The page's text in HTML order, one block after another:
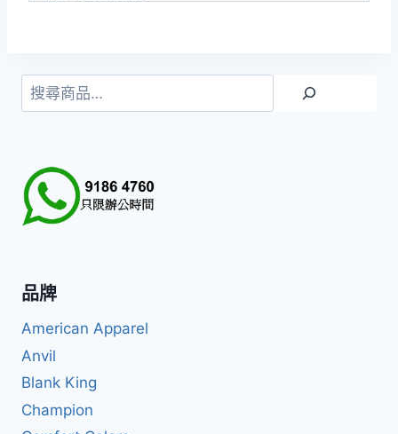
搜
尋
品牌
American Apparel
Anvil
Blank King
Champion